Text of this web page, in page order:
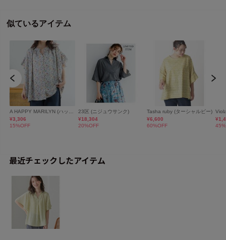
最近チェックしたアイテム